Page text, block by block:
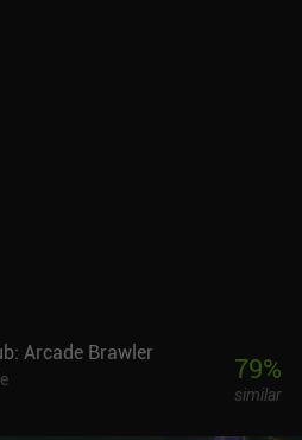
Arcade Brawler 79%
similar